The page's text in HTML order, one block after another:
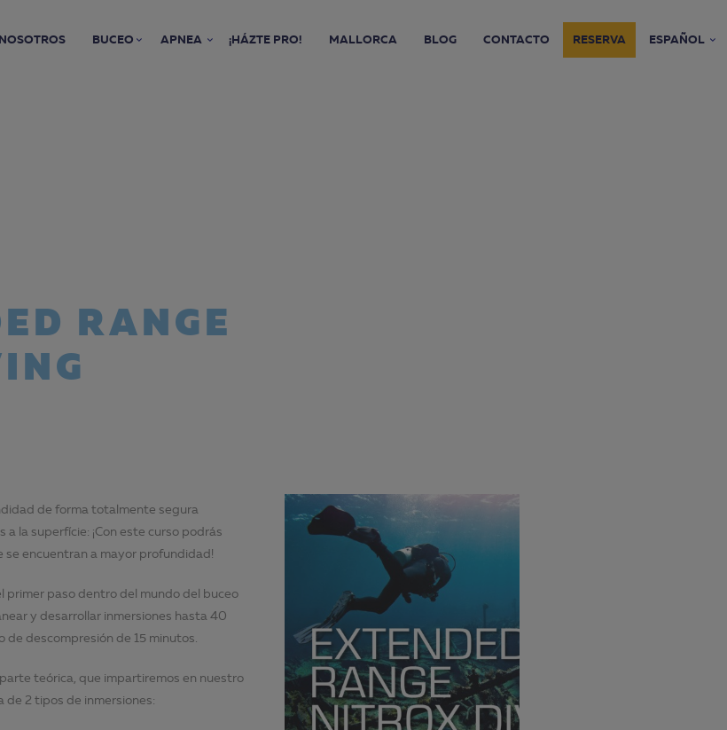
NOSOTROS BUCEO APNEA ¡HÁZTE PRO! MALLORCA BLOG CONTACTO RESERVA ESPAÑOL
RANGE
de forma totalmente segura
la superfície: ¡Con este curso podrás
se encuentran a mayor profundidad!
primer paso dentro del mundo del buceo
y desarrollar inmersiones hasta 40
descompresión de 15 minutos.
teórica, que impartiremos en nuestro
de 2 tipos de inmersiones: